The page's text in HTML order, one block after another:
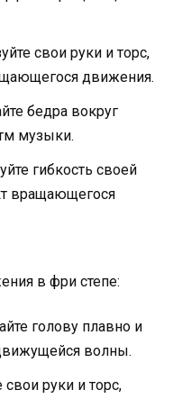
свои руки и торс,
движения.
бедра вокруг
музыки.
гибкость своей
вращающегося
в фри степе:
голову плавно и
волны.
руки и торс,